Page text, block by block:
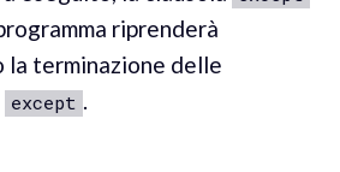
riprenderà
la terminazione delle
except .